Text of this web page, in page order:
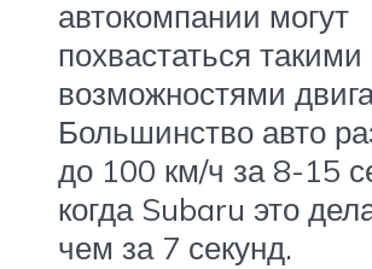
автокомпании могут
похвастаться такими
возможностями
Большинство авто
до 100 км/ч за 8-15
когда Subaru это
чем за 7 секунд.